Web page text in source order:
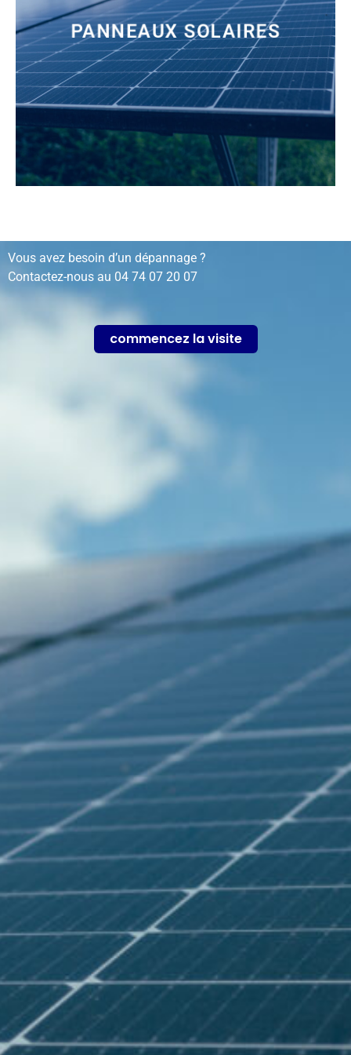
PANNEAUX SOLAIRES
installation, rénovation, dépannage…
Vous avez besoin d’un dépannage ?
Contactez-nous au 04 74 07 20 07
commencez la visite